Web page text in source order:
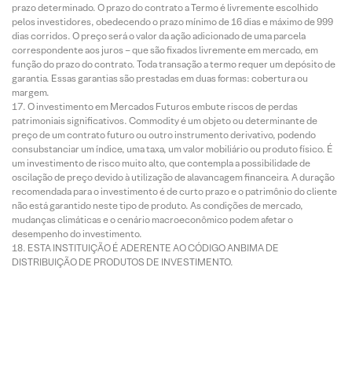
prazo determinado. O prazo do contrato a Termo é livremente escolhido
pelos investidores, obedecendo o prazo mínimo de 16 dias e máximo de 999
dias corridos. O preço será o valor da ação adicionado de uma parcela
correspondente aos juros – que são fixados livremente em mercado, em
função do prazo do contrato. Toda transação a termo requer um depósito de
garantia. Essas garantias são prestadas em duas formas: cobertura ou
margem.
O investimento em Mercados Futuros embute riscos de perdas
patrimoniais significativos. Commodity é um objeto ou determinante de
preço de um contrato futuro ou outro instrumento derivativo, podendo
consubstanciar um índice, uma taxa, um valor mobiliário ou produto físico. É
um investimento de risco muito alto, que contempla a possibilidade de
oscilação de preço devido à utilização de alavancagem financeira. A duração
recomendada para o investimento é de curto prazo e o patrimônio do cliente
não está garantido neste tipo de produto. As condições de mercado,
mudanças climáticas e o cenário macroeconômico podem afetar o
desempenho do investimento.
ESTA INSTITUIÇÃO É ADERENTE AO CÓDIGO ANBIMA DE
DISTRIBUIÇÃO DE PRODUTOS DE INVESTIMENTO.